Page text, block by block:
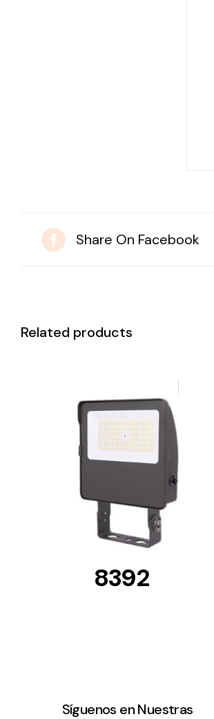
Share On Facebook
Related products
8392
Síguenos en Nuestras